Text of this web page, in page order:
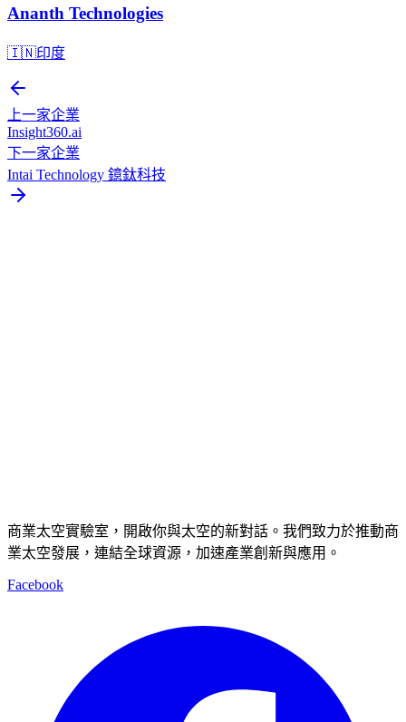
Ananth Technologies
🇮🇳印度
上一家企業
Insight360.ai
下一家企業
Intai Technology 鐿鈦科技
商業太空實驗室，開啟你與太空的新對話。我們致力於推動商
業太空發展，連結全球資源，加速產業創新與應用。
Facebook